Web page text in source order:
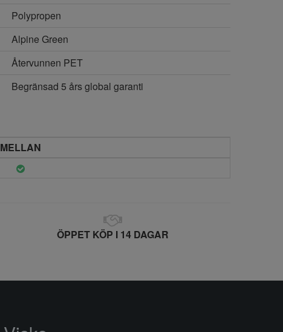
Polypropen
Alpine Green
Återvunnen PET
Begränsad 5 års global garanti
MELLAN
ÖPPET KÖP I 14 DAGAR